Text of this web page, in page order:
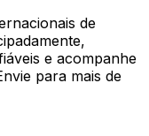
de
e acompanhe
para mais de